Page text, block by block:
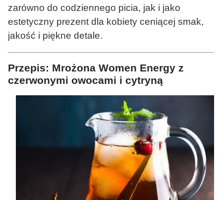
zarówno do codziennego picia, jak i jako
estetyczny prezent dla kobiety ceniącej smak,
jakość i piękne detale.
Przepis: Mrożona Women Energy z
czerwonymi owocami i cytryną